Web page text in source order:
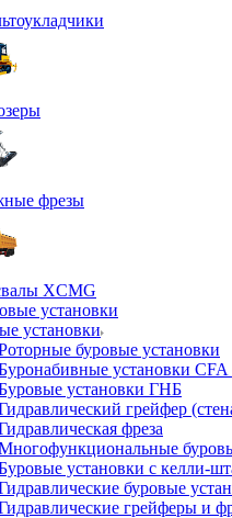
фрезы
XCMG
установки
буровые установки
установки
установки ГНБ
грейфер
фреза
установки с келли-
буровые
грейферы и